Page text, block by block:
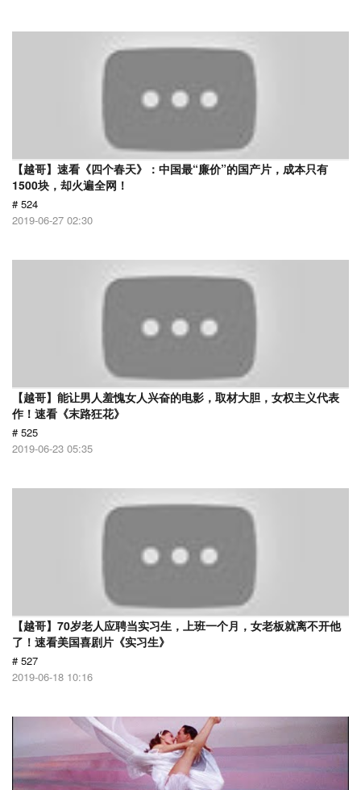
【越哥】速看《四个春天》：中国最“廉价”的国产片，成本只有
1500块，却火遍全网！
# 524
2019-06-27 02:30
【越哥】能让男人羞愧女人兴奋的电影，取材大胆，女权主义代表
作！速看《末路狂花》
# 525
2019-06-23 05:35
【越哥】70岁老人应聘当实习生，上班一个月，女老板就离不开他
了！速看美国喜剧片《实习生》
# 527
2019-06-18 10:16